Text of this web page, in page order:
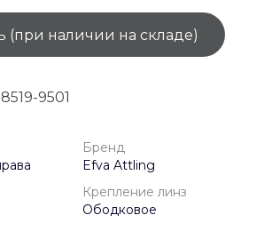
(при наличии на складе)
9501
Бренд
Efva Attling
Крепление линз
Ободковое